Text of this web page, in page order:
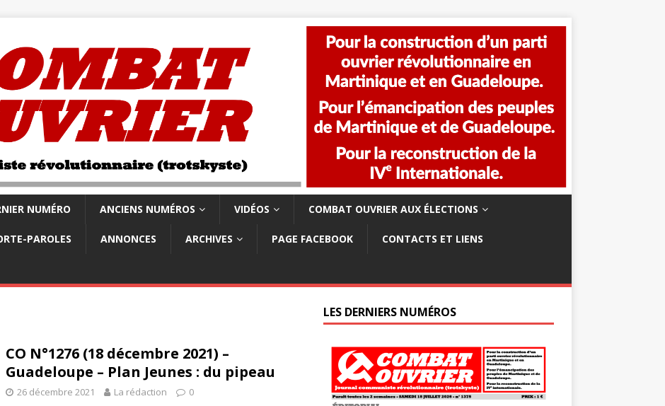
NUMÉRO ANCIENS NUMÉROS VIDÉOS COMBAT OUVRIER AUX ÉLECTIONS
PAROLES ANNONCES ARCHIVES PAGE FACEBOOK CONTACTS ET LIENS
CO N°1276 (18 décembre 2021) –
Guadeloupe – Plan Jeunes : du pipeau
26 décembre 2021 La rédaction 0
LES DERNIERS NUMÉROS